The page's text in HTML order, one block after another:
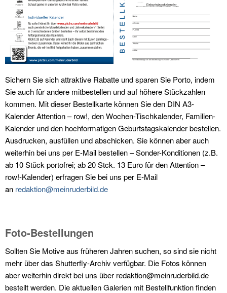
Sichern Sie sich attraktive Rabatte und sparen Sie Porto, indem
Sie auch für andere mitbestellen und auf höhere Stückzahlen
kommen. Mit dieser Bestellkarte können Sie den DIN A3-
Kalender Attention – row!, den Wochen-Tischkalender, Familien-
Kalender und den hochformatigen Geburtstagskalender bestellen.
Ausdrucken, ausfüllen und abschicken. Sie können aber auch
weiterhin bei uns per E-Mail bestellen – Sonder-Konditionen (z.B.
ab 10 Stück portofrei; ab 20 Stck. 13 Euro für den Attention –
row!-Kalender) erfragen Sie bei uns per E-Mail
an redaktion@meinruderbild.de
Foto-Bestellungen
Sollten Sie Motive aus früheren Jahren suchen, so sind sie nicht
mehr über das Shutterfly-Archiv verfügbar. Die Fotos können
aber weiterhin direkt bei uns über redaktion@meinruderbild.de
bestellt werden. Die aktuellen Galerien mit Bestellfunktion finden